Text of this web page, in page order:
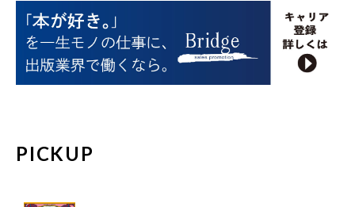
PICKUP